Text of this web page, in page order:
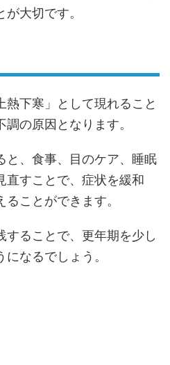
大切です。
熱下寒」として現れること
の原因となります。
と、食事、目のケア、睡眠
直すことで、症状を緩和
ことができます。
することで、更年期を少し
なるでしょう。